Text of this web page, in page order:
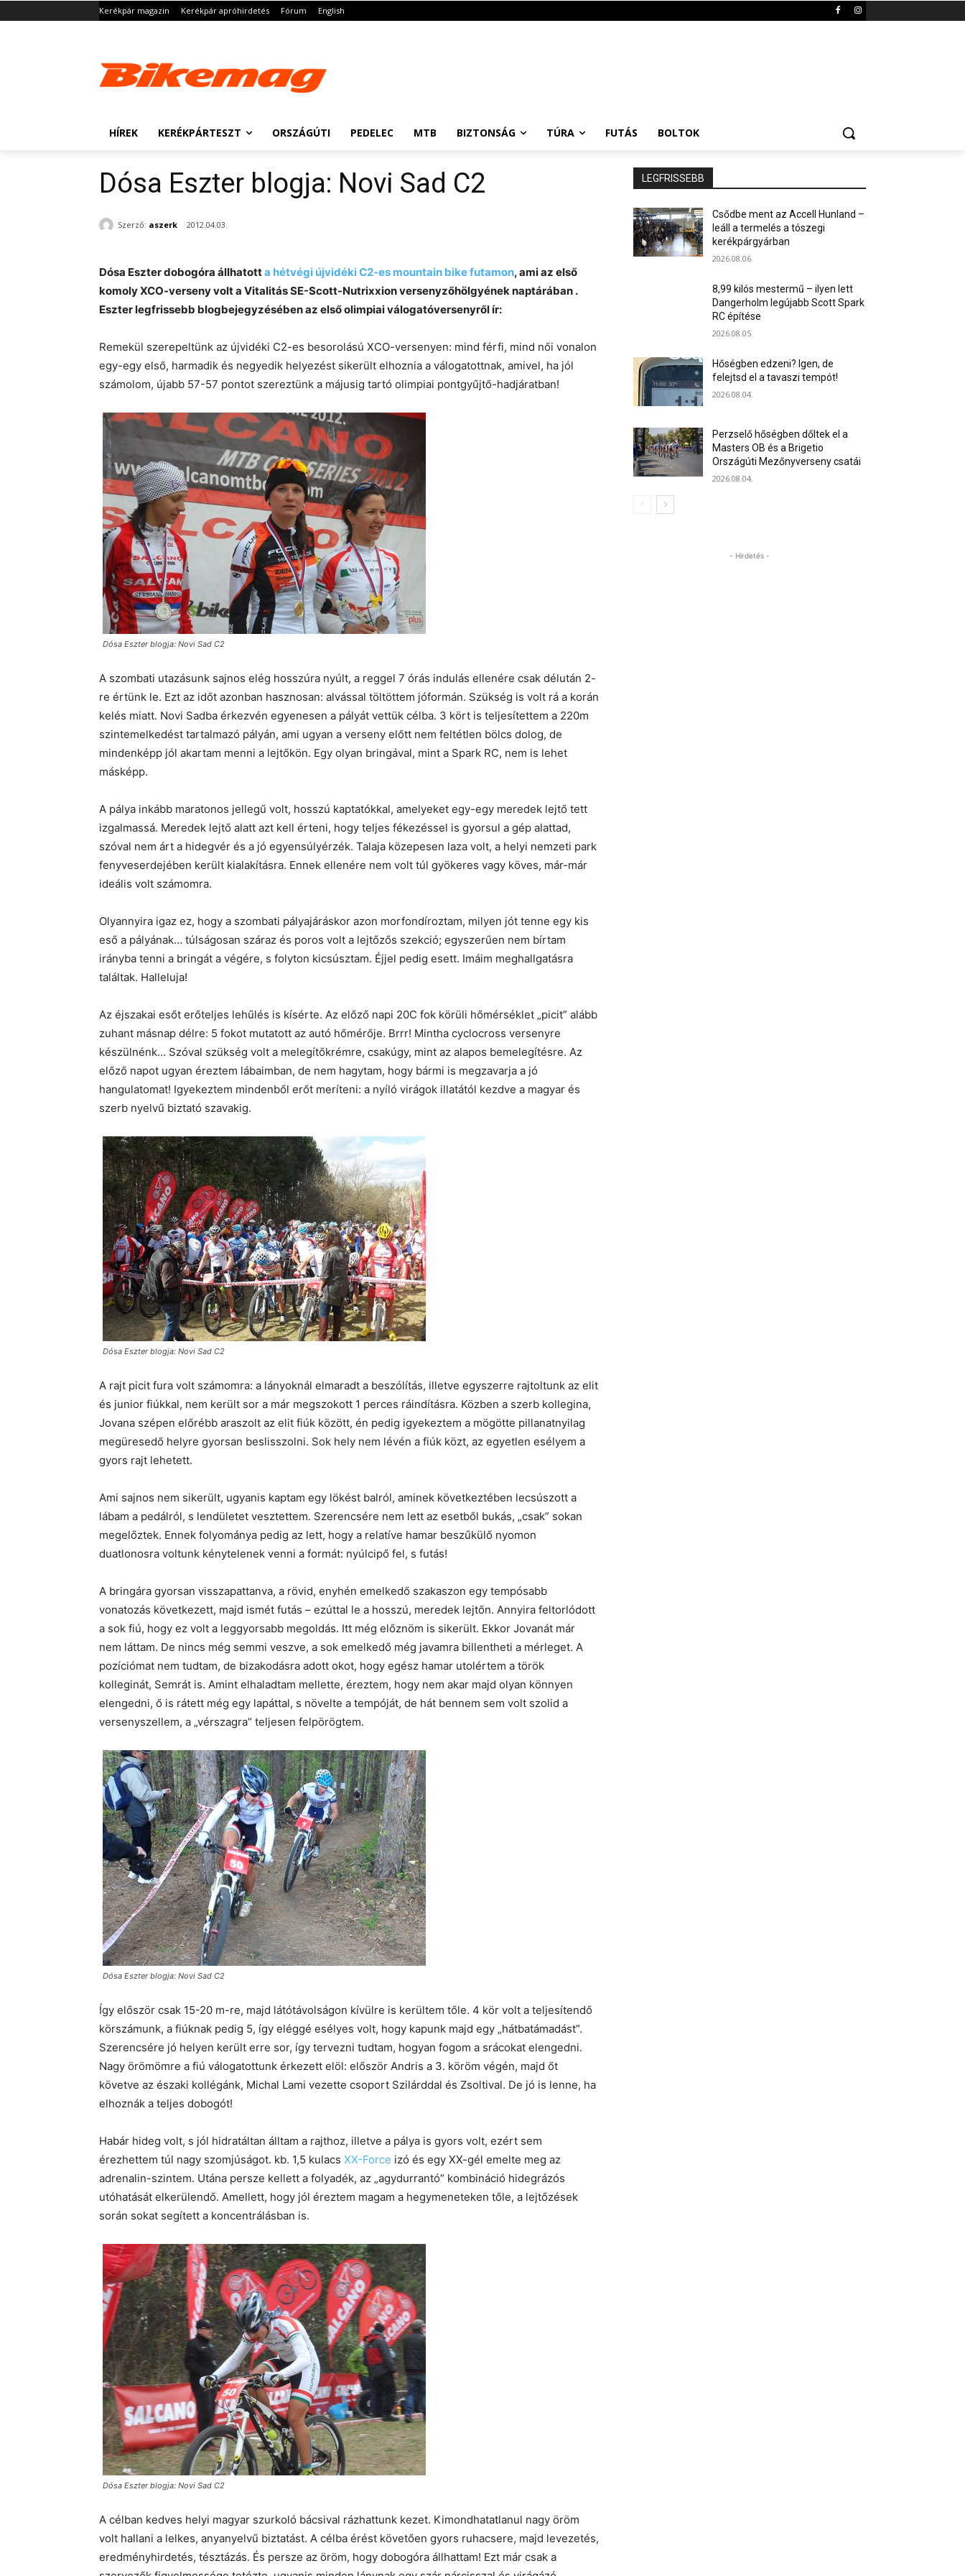
Kerékpár magazin Kerékpár apróhirdetés Fórum English
HÍREK KERÉKPÁRTESZT ORSZÁGÚTI PEDELEC MTB BIZTONSÁG TÚRA FUTÁS BOLTOK
Dósa Eszter blogja: Novi Sad C2
Szerző: aszerk 2012.04.03.
Dósa Eszter dobogóra állhatotta hétvégi újvidéki C2-es mountain bike futamon, ami az első
komoly XCO-verseny volt a Vitalitás SE-Scott-Nutrixxion versenyzőhölgyének naptárában .
Eszter legfrissebb blogbejegyzésében az első olimpiai válogatóversenyről ír:
Remekül szerepeltünk az újvidéki C2-es besorolású XCO-versenyen: mind férfi, mind női vonalon
egy-egy első, harmadik és negyedik helyezést sikerült elhoznia a válogatottnak, amivel, ha jól
számolom, újabb 57-57 pontot szereztünk a májusig tartó olimpiai pontgyűjtő-hadjáratban!
Dósa Eszter blogja: Novi Sad C2
A szombati utazásunk sajnos elég hosszúra nyúlt, a reggel 7 órás indulás ellenére csak délután 2-
re értünk le. Ezt az időt azonban hasznosan: alvással töltöttem jóformán. Szükség is volt rá a korán
kelés miatt. Novi Sadba érkezvén egyenesen a pályát vettük célba. 3 kört is teljesítettem a 220m
szintemelkedést tartalmazó pályán, ami ugyan a verseny előtt nem feltétlen bölcs dolog, de
mindenképp jól akartam menni a lejtőkön. Egy olyan bringával, mint a Spark RC, nem is lehet
másképp.
A pálya inkább maratonos jellegű volt, hosszú kaptatókkal, amelyeket egy-egy meredek lejtő tett
izgalmassá. Meredek lejtő alatt azt kell érteni, hogy teljes fékezéssel is gyorsul a gép alattad,
szóval nem árt a hidegvér és a jó egyensúlyérzék. Talaja közepesen laza volt, a helyi nemzeti park
fenyveserdejében került kialakításra. Ennek ellenére nem volt túl gyökeres vagy köves, már-már
ideális volt számomra.
Olyannyira igaz ez, hogy a szombati pályajáráskor azon morfondíroztam, milyen jót tenne egy kis
eső a pályának… túlságosan száraz és poros volt a lejtőzős szekció; egyszerűen nem bírtam
irányba tenni a bringát a végére, s folyton kicsúsztam. Éjjel pedig esett. Imáim meghallgatásra
találtak. Halleluja!
Az éjszakai esőt erőteljes lehűlés is kísérte. Az előző napi 20C fok körüli hőmérséklet „picit” alább
zuhant másnap délre: 5 fokot mutatott az autó hőmérője. Brrr! Mintha cyclocross versenyre
készülnénk… Szóval szükség volt a melegítőkrémre, csakúgy, mint az alapos bemelegítésre. Az
előző napot ugyan éreztem lábaimban, de nem hagytam, hogy bármi is megzavarja a jó
hangulatomat! Igyekeztem mindenből erőt meríteni: a nyíló virágok illatától kezdve a magyar és
szerb nyelvű biztató szavakig.
Dósa Eszter blogja: Novi Sad C2
A rajt picit fura volt számomra: a lányoknál elmaradt a beszólítás, illetve egyszerre rajtoltunk az elit
és junior fiúkkal, nem került sor a már megszokott 1 perces ráindításra. Közben a szerb kollegina,
Jovana szépen előrébb araszolt az elit fiúk között, én pedig igyekeztem a mögötte pillanatnyilag
megüresedő helyre gyorsan beslisszolni. Sok hely nem lévén a fiúk közt, az egyetlen esélyem a
gyors rajt lehetett.
Ami sajnos nem sikerült, ugyanis kaptam egy lökést balról, aminek következtében lecsúszott a
lábam a pedálról, s lendületet vesztettem. Szerencsére nem lett az esetből bukás, „csak” sokan
megelőztek. Ennek folyománya pedig az lett, hogy a relatíve hamar beszűkülő nyomon
duatlonosra voltunk kénytelenek venni a formát: nyúlcipő fel, s futás!
A bringára gyorsan visszapattanva, a rövid, enyhén emelkedő szakaszon egy tempósabb
vonatozás következett, majd ismét futás – ezúttal le a hosszú, meredek lejtőn. Annyira feltorlódott
a sok fiú, hogy ez volt a leggyorsabb megoldás. Itt még előznöm is sikerült. Ekkor Jovanát már
nem láttam. De nincs még semmi veszve, a sok emelkedő még javamra billentheti a mérleget. A
pozíciómat nem tudtam, de bizakodásra adott okot, hogy egész hamar utolértem a török
kolleginát, Semrát is. Amint elhaladtam mellette, éreztem, hogy nem akar majd olyan könnyen
elengedni, ő is rátett még egy lapáttal, s növelte a tempóját, de hát bennem sem volt szolid a
versenyszellem, a „vérszagra” teljesen felpörögtem.
Dósa Eszter blogja: Novi Sad C2
Így először csak 15-20 m-re, majd látótávolságon kívülre is kerültem tőle. 4 kör volt a teljesítendő
körszámunk, a fiúknak pedig 5, így eléggé esélyes volt, hogy kapunk majd egy „hátbatámadást”.
Szerencsére jó helyen került erre sor, így tervezni tudtam, hogyan fogom a srácokat elengedni.
Nagy örömömre a fiú válogatottunk érkezett elöl: először Andris a 3. köröm végén, majd őt
követve az északi kollégánk, Michal Lami vezette csoport Szilárddal és Zsoltival. De jó is lenne, ha
elhoznák a teljes dobogót!
Habár hideg volt, s jól hidratáltan álltam a rajthoz, illetve a pálya is gyors volt, ezért sem
érezhettem túl nagy szomjúságot. kb. 1,5 kulacs XX-Force izó és egy XX-gél emelte meg az
adrenalin-szintem. Utána persze kellett a folyadék, az „agydurrantó” kombináció hidegrázós
utóhatását elkerülendő. Amellett, hogy jól éreztem magam a hegymeneteken tőle, a lejtőzések
során sokat segített a koncentrálásban is.
Dósa Eszter blogja: Novi Sad C2
A célban kedves helyi magyar szurkoló bácsival rázhattunk kezet. Kimondhatatlanul nagy öröm
volt hallani a lelkes, anyanyelvű biztatást. A célba érést követően gyors ruhacsere, majd levezetés,
eredményhirdetés, tésztázás. És persze az öröm, hogy dobogóra állhattam! Ezt már csak a
LEGFRISSEBB
Csődbe ment az Accell Hunland –
leáll a termelés a tószegi
kerékpárgyárban
2026.08.06.
8,99 kilós mestermű – ilyen lett
Dangerholm legújabb Scott Spark
RC építése
2026.08.05.
Hőségben edzeni? Igen, de
felejtsd el a tavaszi tempót!
2026.08.04.
Perzselő hőségben dőltek el a
Masters OB és a Brigetio
Országúti Mezőnyverseny csatái
2026.08.04.
- Hirdetés -